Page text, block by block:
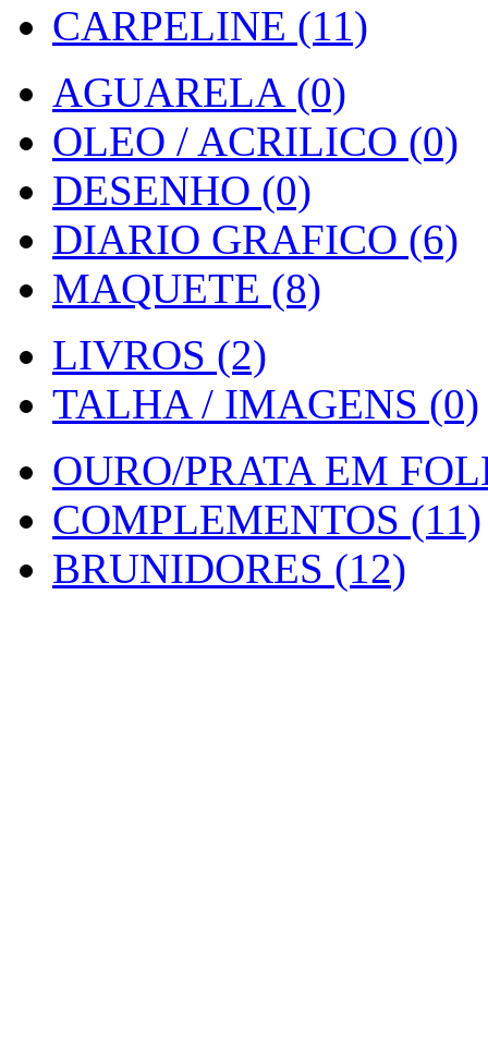
CARPELINE (11)
AGUARELA (0)
OLEO / ACRILICO (0)
DESENHO (0)
DIARIO GRAFICO (6)
MAQUETE (8)
LIVROS (2)
TALHA / IMAGENS (0)
OURO/PRATA EM
COMPLEMENTOS (11)
BRUNIDORES (12)